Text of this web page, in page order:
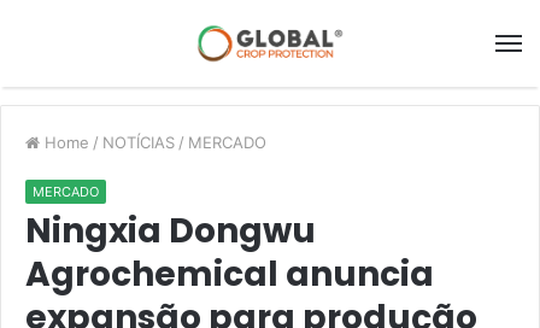
Home / NOTÍCIAS / MERCADO
MERCADO
Ningxia Dongwu
Agrochemical anuncia
expansão para produção